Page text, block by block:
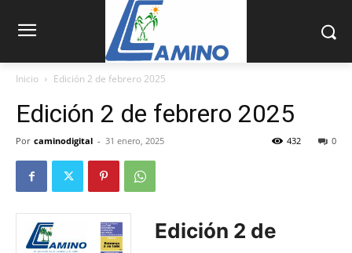
Inicio Edición 2 de febrero 2025
Edición 2 de febrero 2025
Por caminodigital - 31 enero, 2025 0
432
Edición 2 de